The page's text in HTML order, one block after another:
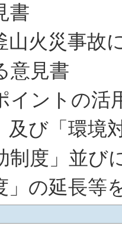
書
山火災事故
意見書
イントの
及び「環境
制度」並び
」の延長等